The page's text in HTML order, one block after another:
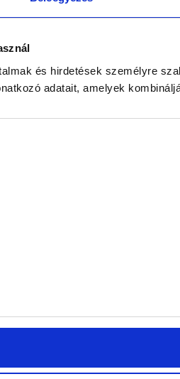
és hirdetések személyre
adatait, amelyek